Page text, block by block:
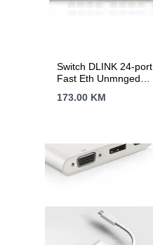
Switch DLINK 24-port
Fast Eth Unmnged
173.00 KM